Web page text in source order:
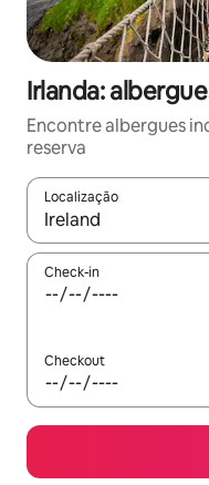
Irlanda:
Encontre albergues
reserva
Localização
Quando os resultados
Check-in
Checkout